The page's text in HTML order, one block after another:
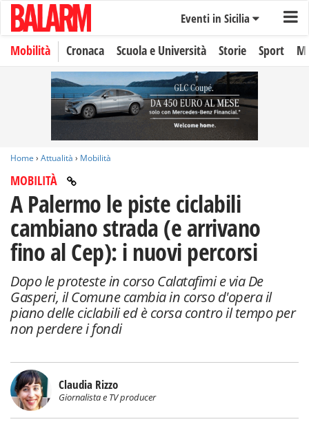
Eventi in Sicilia
Mobilità Cronaca Scuola e Università Storie Sport
Home › Attualità › Mobilità
MOBILITÀ
A Palermo le piste ciclabili
cambiano strada (e arrivano
fino al Cep): i nuovi percorsi
Dopo le proteste in corso Calatafimi e via De
Gasperi, il Comune cambia in corso d'opera il
piano delle ciclabili ed è corsa contro il tempo per
non perdere i fondi
Claudia Rizzo
Giornalista e TV producer